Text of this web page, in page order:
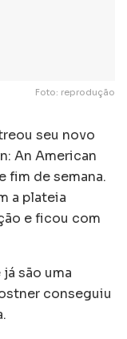
Foto: reprodução
seu novo
An American
fim de semana.
a plateia
e ficou com
são uma
conseguiu